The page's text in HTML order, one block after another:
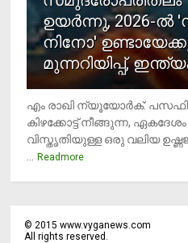
ഉയര്‍ന്നു, 2026-
നിനോ'
മുന്നറിയിപ്പ്,
എം രാഖി ന്യൂയോര്‍ക്:
കിഴക്കോട്ട് നീങ്ങുന്ന, ഏകദേശം
വിസ്തൃതിയുള്ള ഒരു വലിയ
Readmore
© 2015 www.vyganews.com
All rights reserved.